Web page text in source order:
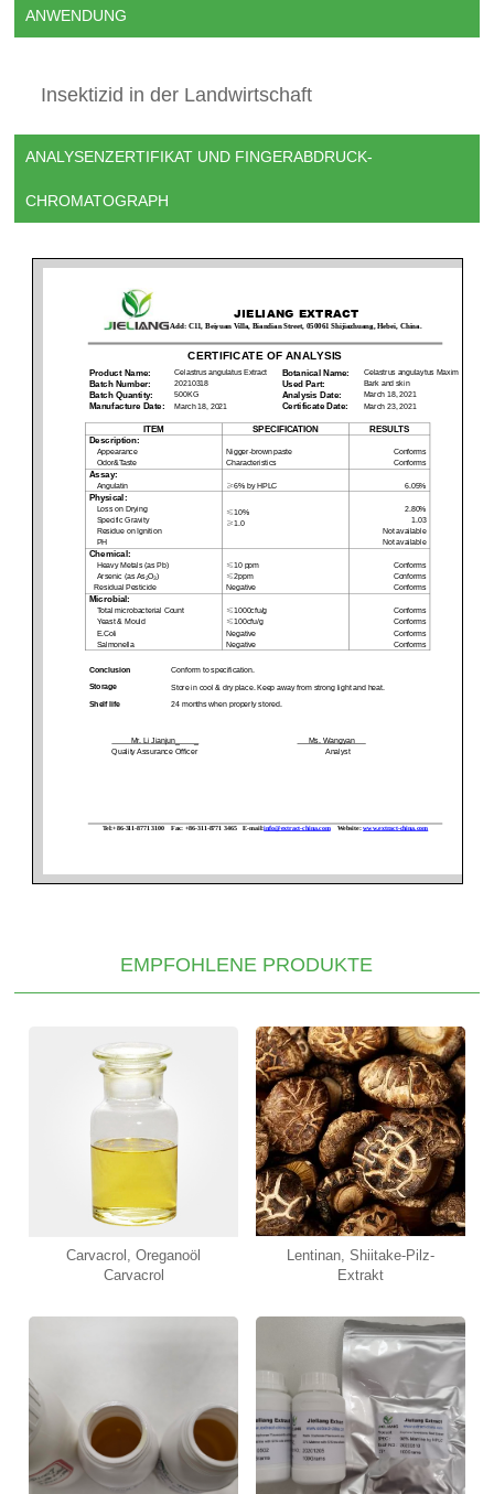
ANWENDUNG
Insektizid in der Landwirtschaft
ANALYSENZERTIFIKAT UND FINGERABDRUCK-
CHROMATOGRAPH
EMPFOHLENE PRODUKTE
Carvacrol, Oreganoöl
Carvacrol​
Lentinan, Shiitake-Pilz-
Extrakt